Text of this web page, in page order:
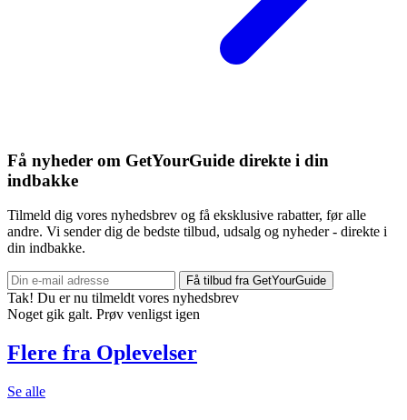
Få nyheder om GetYourGuide direkte i din
indbakke
Tilmeld dig vores nyhedsbrev og få eksklusive rabatter, før alle
andre. Vi sender dig de bedste tilbud, udsalg og nyheder - direkte i
din indbakke.
Få tilbud fra GetYourGuide
Tak! Du er nu tilmeldt vores nyhedsbrev
Noget gik galt. Prøv venligst igen
Flere fra Oplevelser
Se alle